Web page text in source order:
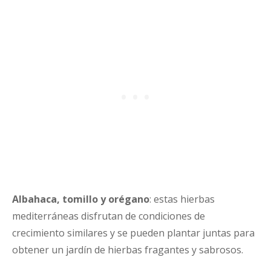
Albahaca, tomillo y orégano: estas hierbas
mediterráneas disfrutan de condiciones de
crecimiento similares y se pueden plantar juntas para
obtener un jardín de hierbas fragantes y sabrosos.